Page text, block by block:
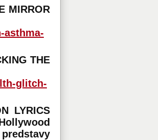
MIRROR
asthma-
THE
glitch-
LYRICS